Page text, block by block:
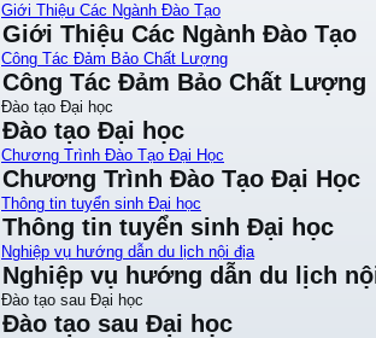
Giới Thiệu Các Ngành Đào Tạo
Giới Thiệu Các Ngành Đào Tạo
Công Tác Đảm Bảo Chất Lượng
Công Tác Đảm Bảo Chất Lượng
Đào tạo Đại học
Đào tạo Đại học
Chương Trình Đào Tạo Đại Học
Chương Trình Đào Tạo Đại Học
Thông tin tuyển sinh Đại học
Thông tin tuyển sinh Đại học
Nghiệp vụ hướng dẫn du lịch nội địa
Nghiệp vụ hướng dẫn du lịch
Đào tạo sau Đại học
Đào tạo sau Đại học